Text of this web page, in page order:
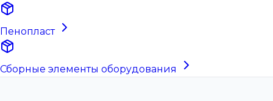
Пенопласт
Сборные элементы оборудования